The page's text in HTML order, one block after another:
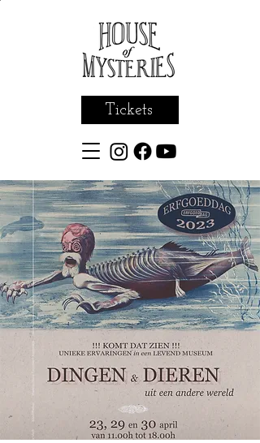
Tickets